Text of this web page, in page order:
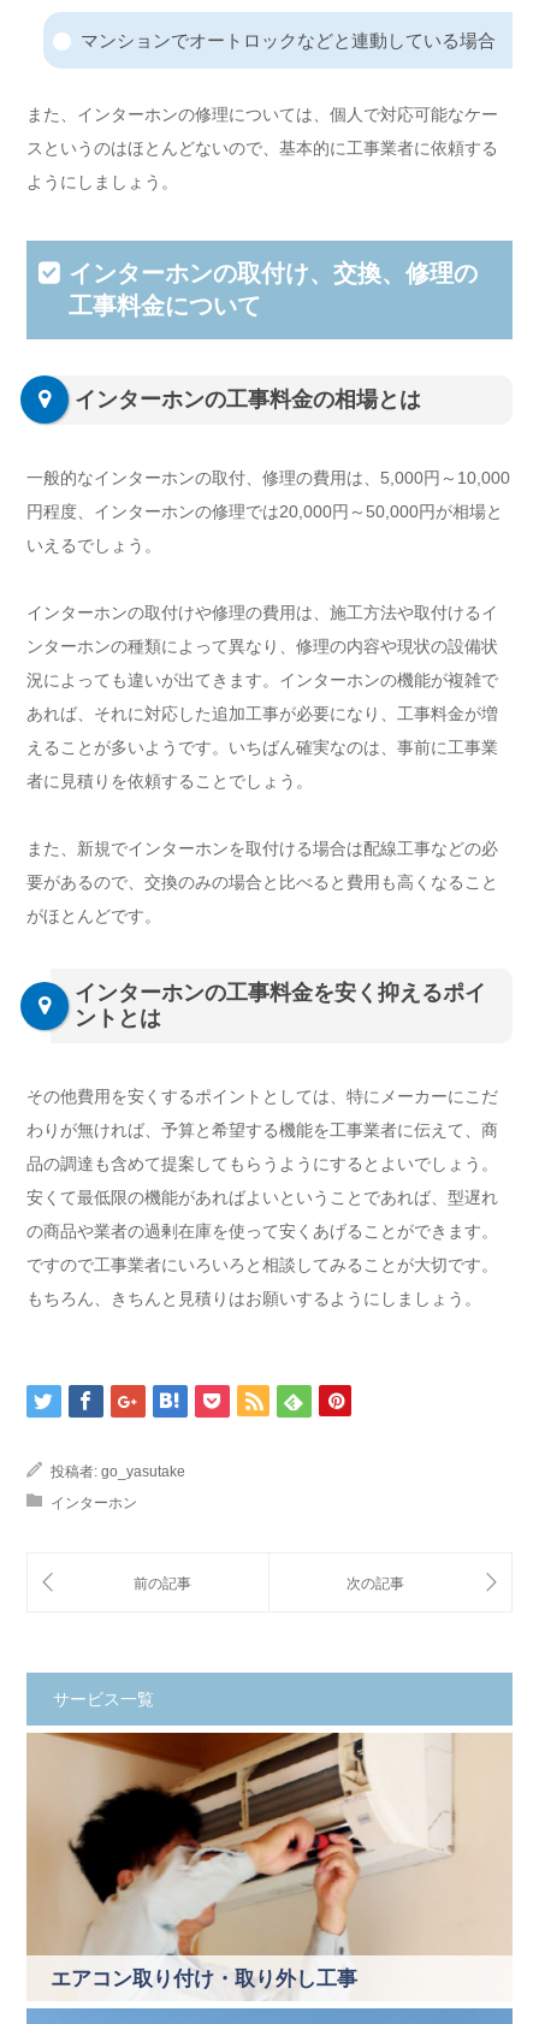
マンションでオートロックなどと連動している場合
また、インターホンの修理については、個人で対応可能なケー
スというのはほとんどないので、基本的に工事業者に依頼する
ようにしましょう。
インターホンの取付け、交換、修理の
工事料金について
インターホンの工事料金の相場とは
一般的なインターホンの取付、修理の費用は、5,000円～10,000
円程度、インターホンの修理では20,000円～50,000円が相場と
いえるでしょう。
インターホンの取付けや修理の費用は、施工方法や取付けるイ
ンターホンの種類によって異なり、修理の内容や現状の設備状
況によっても違いが出てきます。インターホンの機能が複雑で
あれば、それに対応した追加工事が必要になり、工事料金が増
えることが多いようです。いちばん確実なのは、事前に工事業
者に見積りを依頼することでしょう。
また、新規でインターホンを取付ける場合は配線工事などの必
要があるので、交換のみの場合と比べると費用も高くなること
がほとんどです。
インターホンの工事料金を安く抑えるポイ
ントとは
その他費用を安くするポイントとしては、特にメーカーにこだ
わりが無ければ、予算と希望する機能を工事業者に伝えて、商
品の調達も含めて提案してもらうようにするとよいでしょう。
安くて最低限の機能があればよいということであれば、型遅れ
の商品や業者の過剰在庫を使って安くあげることができます。
ですので工事業者にいろいろと相談してみることが大切です。
もちろん、きちんと見積りはお願いするようにしましょう。
投稿者: go_yasutake
インターホン
サービス一覧
エアコン取り付け・取り外し工事